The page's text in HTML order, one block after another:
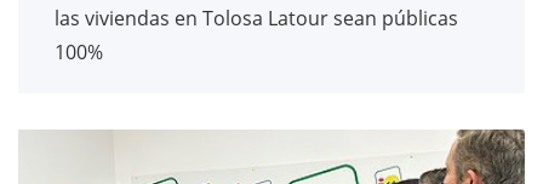
las viviendas en Tolosa Latour sean públicas
100%